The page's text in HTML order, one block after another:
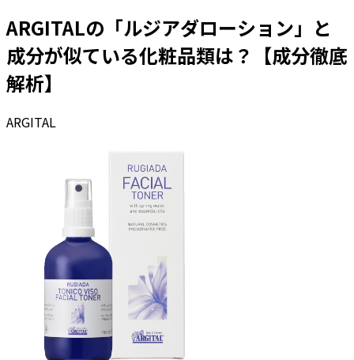
ARGITALの「ルジアダローション 」と
成分が似ている化粧品類は？【成分徹底
解析】
ARGITAL